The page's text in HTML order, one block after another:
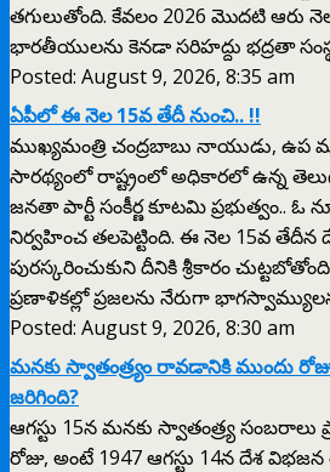
తగులుతోంది. కేవలం 2026 మొదటి ఆరు
భారతీయులను కెనడా సరిహద్దు భద్రతా
Posted: August 9, 2026, 8:35 am
ఏపీలో ఈ నెల 15వ తేదీ నుంచి.. !!
ముఖ్యమంత్రి చంద్రబాబు నాయుడు, ఉప
సారథ్యంలో రాష్ట్రంలో అధికారలో ఉన్న
జనతా పార్టీ సంకీర్ణ కూటమి ప్రభుత్వం.. ఓ
నిర్వహించ తలపెట్టింది. ఈ నెల 15వ తేదీన
పురస్కరించుకుని దీనికి శ్రీకారం
ప్రణాళికల్లో ప్రజలను నేరుగా
Posted: August 9, 2026, 8:30 am
మనకు స్వాతంత్ర్యం రావడానికి ముందు రోజు
జరిగింది?
ఆగస్టు 15న మనకు స్వాతంత్ర్య
రోజు, అంటే 1947 ఆగస్టు 14న దేశ